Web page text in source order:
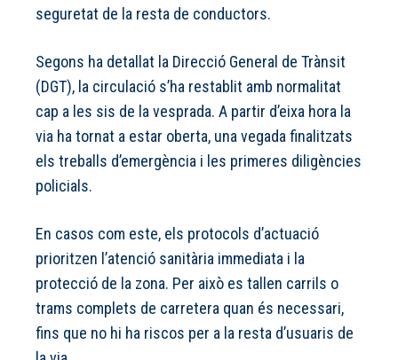
seguretat de la resta de conductors.
Segons ha detallat la Direcció General de Trànsit
(DGT), la circulació s’ha restablit amb normalitat
cap a les sis de la vesprada. A partir d’eixa hora la
via ha tornat a estar oberta, una vegada finalitzats
els treballs d’emergència i les primeres diligències
policials.
En casos com este, els protocols d’actuació
prioritzen l’atenció sanitària immediata i la
protecció de la zona. Per això es tallen carrils o
trams complets de carretera quan és necessari,
fins que no hi ha riscos per a la resta d’usuaris de